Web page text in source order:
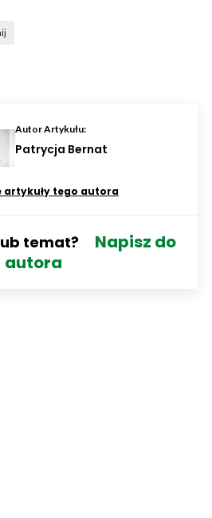
Autor Artykułu:
Patrycja Bernat
artykuły tego autora
temat?
Napisz do
autora